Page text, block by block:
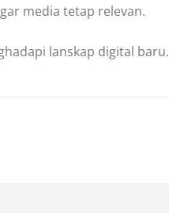
media tetap relevan.
lanskap digital baru.